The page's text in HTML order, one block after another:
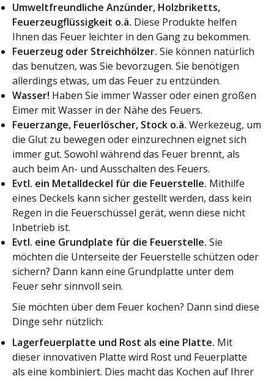
Umweltfreundliche Anzünder, Holzbriketts,
Feuerzeugflüssigkeit o.ä. Diese Produkte helfen
Ihnen das Feuer leichter in den Gang zu bekommen.
Feuerzeug oder Streichhölzer. Sie können natürlich
das benutzen, was Sie bevorzugen. Sie benötigen
allerdings etwas, um das Feuer zu entzünden.
Wasser! Haben Sie immer Wasser oder einen großen
Eimer mit Wasser in der Nähe des Feuers.
Feuerzange, Feuerlöscher, Stock o.ä. Werkezeug, um
die Glut zu bewegen oder einzurechnen eignet sich
immer gut. Sowohl während das Feuer brennt, als
auch beim An- und Ausschalten des Feuers.
Evtl. ein Metalldeckel für die Feuerstelle. Mithilfe
eines Deckels kann sicher gestellt werden, dass kein
Regen in die Feuerschüssel gerät, wenn diese nicht
Inbetrieb ist.
Evtl. eine Grundplate für die Feuerstelle. Sie
möchten die Unterseite der Feuerstelle schützen oder
sichern? Dann kann eine Grundplatte unter dem
Feuer sehr sinnvoll sein.
Sie möchten über dem Feuer kochen? Dann sind diese
Dinge sehr nützlich:
Lagerfeuerplatte und Rost als eine Platte. Mit
dieser innovativen Platte wird Rost und Feuerplatte
als eine kombiniert. Dies macht das Kochen auf Ihrer